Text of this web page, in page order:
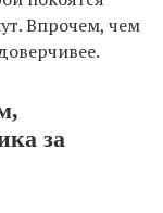
Впрочем, чем
за